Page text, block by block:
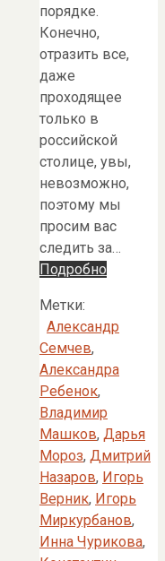
порядке.
Конечно,
отразить все,
даже
проходящее
только в
российской
столице, увы,
невозможно,
поэтому мы
просим вас
следить за…
Подробно
Метки:
Александр
Семчев,
Александра
Ребенок,
Владимир
Машков, Дарья
Мороз, Дмитрий
Назаров, Игорь
Верник, Игорь
Миркурбанов,
Инна Чурикова,